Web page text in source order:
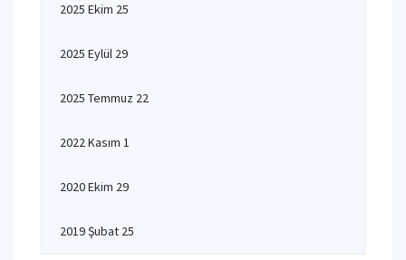
2025 Ekim 25
2025 Eylül 29
2025 Temmuz 22
2022 Kasım 1
2020 Ekim 29
2019 Şubat 25